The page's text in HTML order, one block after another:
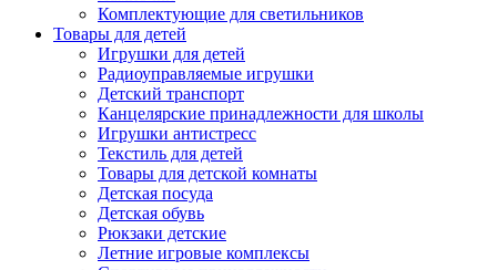
Комплектующие для светильников
Товары для детей
Игрушки для детей
Радиоуправляемые игрушки
Детский транспорт
Канцелярские принадлежности для школы
Игрушки антистресс
Текстиль для детей
Товары для детской комнаты
Детская посуда
Детская обувь
Рюкзаки детские
Летние игровые комплексы